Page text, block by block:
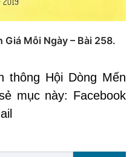
Mỗi Ngày – Bài 258.
thông Hội Dòng Mến
mục này: Facebook